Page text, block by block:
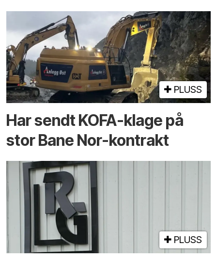
PLUSS
Har sendt KOFA-klage på
stor Bane Nor-kontrakt
PLUSS